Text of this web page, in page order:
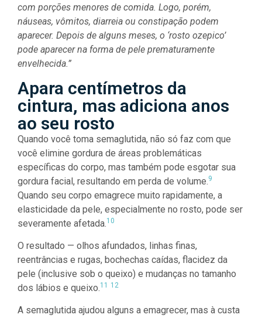
com porções menores de comida. Logo, porém,
náuseas, vômitos, diarreia ou constipação podem
aparecer. Depois de alguns meses, o ‘rosto ozepico’
pode aparecer na forma de pele prematuramente
envelhecida.”
Apara centímetros da
cintura, mas adiciona anos
ao seu rosto
Quando você toma semaglutida, não só faz com que
você elimine gordura de áreas problemáticas
específicas do corpo, mas também pode esgotar sua
gordura facial, resultando em perda de volume.9
Quando seu corpo emagrece muito rapidamente, a
elasticidade da pele, especialmente no rosto, pode ser
severamente afetada.10
O resultado — olhos afundados, linhas finas,
reentrâncias e rugas, bochechas caídas, flacidez da
pele (inclusive sob o queixo) e mudanças no tamanho
dos lábios e queixo.11 12
A semaglutida ajudou alguns a emagrecer, mas à custa